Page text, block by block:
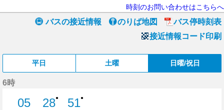
時刻のお問い合わせはこちらへ
バスの接近情報 のりば地図
バス停時刻表
接近情報コード印刷
平日 土曜 日曜/祝日
6時
05
28●
51●